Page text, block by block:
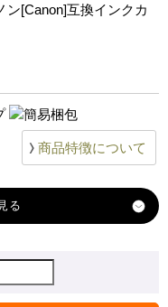
[Canon]互換インクカ
商品特徴について